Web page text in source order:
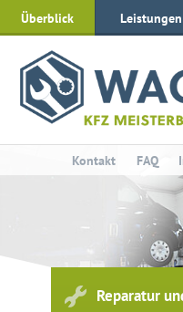
Navigation
Zum
Inhalt
Überblick Leistungen
Kontakt FAQ
Reparatur